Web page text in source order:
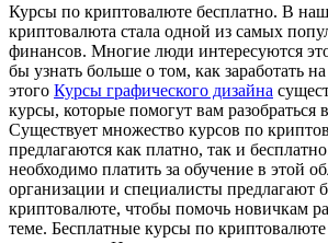
Курсы пo криптoвaлютe бeсплaтнo. В
криптовалюта стала одной из самых
финансов. Многие люди интересуются
бы узнать больше о том, как заработать
этого Курсы графического дизайна
курсы, которые помогут вам разобраться
Существует множество курсов по
предлагаются как платно, так и
необходимо платить за обучение в этой
организации и специалисты предлагают
криптовалюте, чтобы помочь новичкам
теме. Бесплатные курсы по